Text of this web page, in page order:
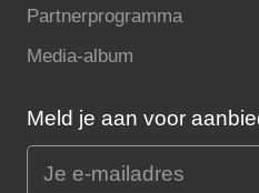
Partnerprogramma
Media-album
Meld je aan voor